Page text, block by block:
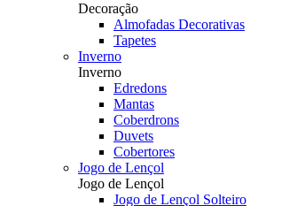
Decoração
Almofadas Decorativas
Tapetes
Inverno
Inverno
Edredons
Mantas
Coberdrons
Duvets
Cobertores
Jogo de Lençol
Jogo de Lençol
Jogo de Lençol Solteiro